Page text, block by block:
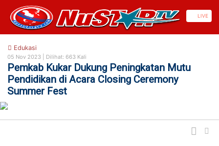
https://nusautaratv.com/
LIVE
Edukasi
05 Nov 2023 | Dilihat: 663 Kali
Pemkab Kukar Dukung Peningkatan Mutu
Pendidikan di Acara Closing Ceremony
Summer Fest